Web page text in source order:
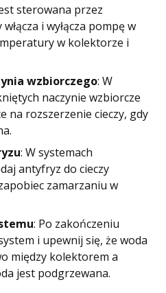
sterowana przez
i wyłącza pompę w
w kolektorze i
wzbiorczego: W
naczynie wzbiorcze
na rozszerzenie cieczy, gdy
: W systemach
antyfryz do cieczy
zamarzaniu w
: Po zakończeniu
i upewnij się, że woda
między kolektorem a
jest podgrzewana.